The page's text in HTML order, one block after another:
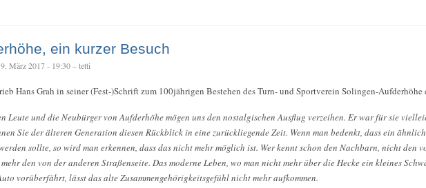
ein kurzer Besuch
März 2017 - 19:30 – tetti
Hans Grah in seiner (Fest-)Schrift zum 100jährigen Bestehen des Turn- und Sportverein Solingen-Aufderhöhe
Leute und die Neubürger von Aufderhöhe mögen uns den nostalgischen Ausflug verzeihen. Er war für sie
Sie der älteren Generation diesen Rückblick in eine zurückliegende Zeit. Wenn man bedenkt, dass ein
sollte, so wird man erkennen, dass das nicht mehr möglich ist. Wer kennt schon den Nachbarn, nicht den
den von der anderen Straßenseite. Das moderne Leben, wo man nicht mehr über die Hecke ein kleines
vorüberfährt, lässt das alte Zusammengehörigkeitsgefühl nicht mehr aufkommen.